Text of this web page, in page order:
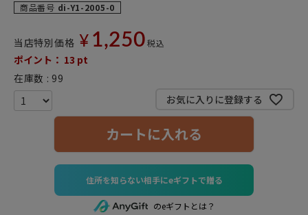
商品番号 di-Y1-2005-0
当店特別価格 ¥ 1,250 税込
ポイント： 13 pt
在庫数
99
お気に入りに登録する
カートに入れる
住所を知らない相手にeギフトで贈る
のeギフトとは？